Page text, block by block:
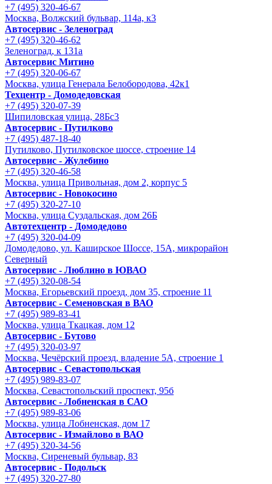
+7 (495) 320-46-67
Москва, Волжский бульвар, 114а, к3
Автосервис - Зеленоград
+7 (495) 320-46-62
Зеленоград, к 131а
Автосервис Митино
+7 (495) 320-06-67
Москва, улица Генерала Белобородова, 42к1
Техцентр - Домодедовская
+7 (495) 320-07-39
Шипиловская улица, 28Бс3
Автосервис - Путилково
+7 (495) 487-18-40
Путилково, Путилковское шоссе, строение 14
Автосервис - Жулебино
+7 (495) 320-46-58
Москва, улица Привольная, дом 2, корпус 5
Автосервис - Новокосино
+7 (495) 320-27-10
Москва, улица Суздальская, дом 26Б
Автотехцентр - Домодедово
+7 (495) 320-04-09
Домодедово, ул. Каширское Шоссе, 15А, микрорайон
Северный
Автосервис - Люблино в ЮВАО
+7 (495) 320-08-54
Москва, Егорьевский проезд, дом 35, строение 11
Автосервис - Семеновская в ВАО
+7 (495) 989-83-41
Москва, улица Ткацкая, дом 12
Автосервис - Бутово
+7 (495) 320-03-97
Москва, Чечёрский проезд, владение 5А, строение 1
Автосервис - Cевастопольская
+7 (495) 989-83-07
Москва, Севастопольский проспект, 95б
Автосервис - Лобненская в САО
+7 (495) 989-83-06
Москва, улица Лобненская, дом 17
Автосервис - Измайлово в ВАО
+7 (495) 320-34-56
Москва, Сиреневый бульвар, 83
Автосервис - Подольск
+7 (495) 320-27-80